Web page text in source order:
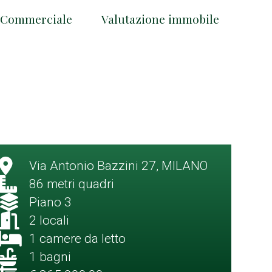
Commerciale Valutazione immobile
Via Antonio Bazzini 27, MILANO
86 metri quadri
Piano 3
2 locali
1 camere da letto
1 bagni